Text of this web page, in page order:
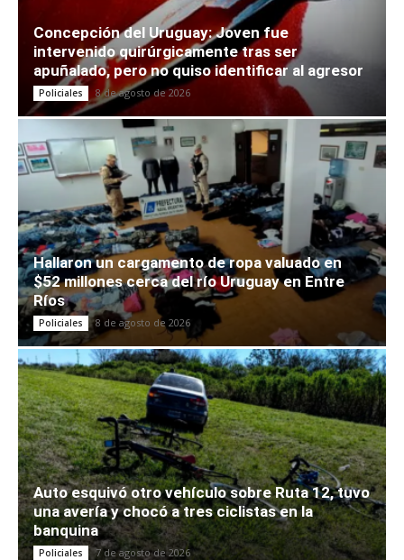
Concepción del Uruguay: Joven fue
intervenido quirúrgicamente tras ser
apuñalado, pero no quiso identificar al agresor
Policiales 8 de agosto de 2026
Hallaron un cargamento de ropa valuado en
$52 millones cerca del río Uruguay en Entre
Ríos
Policiales 8 de agosto de 2026
Auto esquivó otro vehículo sobre Ruta 12, tuvo
una avería y chocó a tres ciclistas en la
banquina
Policiales 7 de agosto de 2026